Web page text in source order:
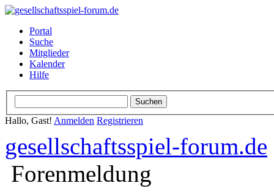
Portal
Suche
Mitglieder
Kalender
Hilfe
Hallo, Gast! Anmelden Registrieren
gesellschaftsspiel-forum.de
Forenmeldung